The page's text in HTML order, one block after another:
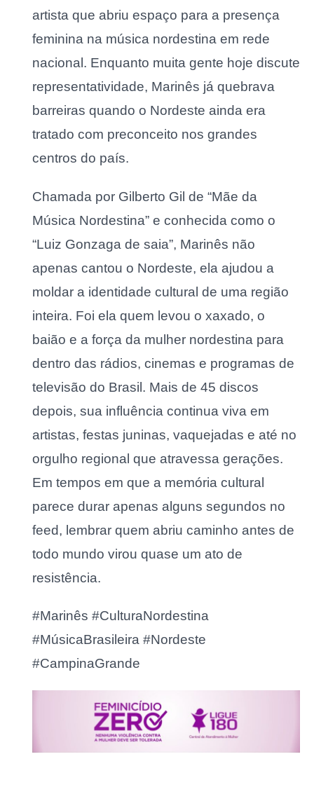
artista que abriu espaço para a presença
feminina na música nordestina em rede
nacional. Enquanto muita gente hoje discute
representatividade, Marinês já quebrava
barreiras quando o Nordeste ainda era
tratado com preconceito nos grandes
centros do país.
Chamada por Gilberto Gil de “Mãe da
Música Nordestina” e conhecida como o
“Luiz Gonzaga de saia”, Marinês não
apenas cantou o Nordeste, ela ajudou a
moldar a identidade cultural de uma região
inteira. Foi ela quem levou o xaxado, o
baião e a força da mulher nordestina para
dentro das rádios, cinemas e programas de
televisão do Brasil. Mais de 45 discos
depois, sua influência continua viva em
artistas, festas juninas, vaquejadas e até no
orgulho regional que atravessa gerações.
Em tempos em que a memória cultural
parece durar apenas alguns segundos no
feed, lembrar quem abriu caminho antes de
todo mundo virou quase um ato de
resistência.
#Marinês #CulturaNordestina
#MúsicaBrasileira #Nordeste
#CampinaGrande